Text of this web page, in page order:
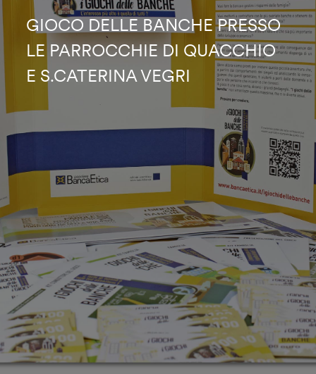
GIOCO DELLE BANCHE PRESSO
LE PARROCCHIE DI QUACCHIO
E S.CATERINA VEGRI